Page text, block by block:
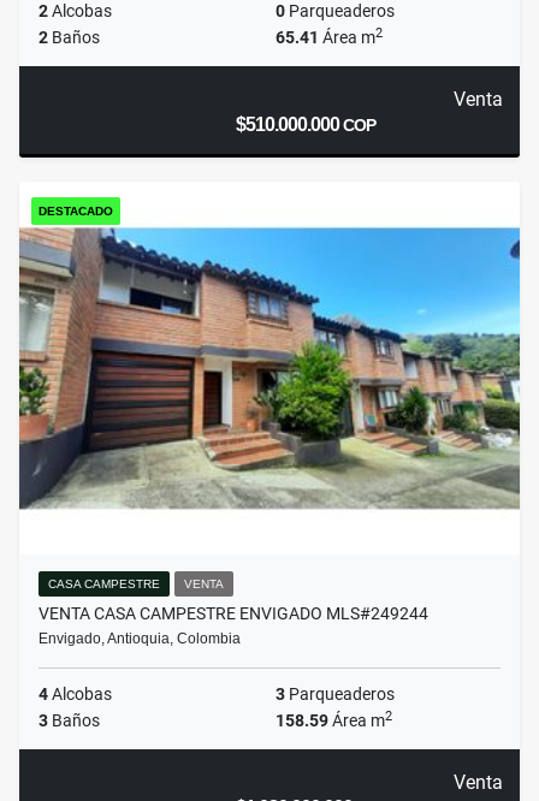
2Alcobas 0 Parqueaderos
2 Baños 65.41 Área m2
Venta
$510.000.000COP
DESTACADO
CASA CAMPESTRE VENTA
VENTA CASA CAMPESTRE ENVIGADO MLS#249244
Envigado, Antioquia, Colombia
4Alcobas 3 Parqueaderos
3 Baños 158.59Área m2
Venta